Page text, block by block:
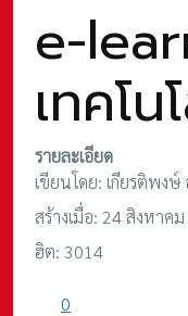
e-
เทคโ
รายละเอียด
เขียนโดย: เกียรติพงษ์
สร้างเมื่อ: 24 สิงหาค
ฮิต: 3014
0